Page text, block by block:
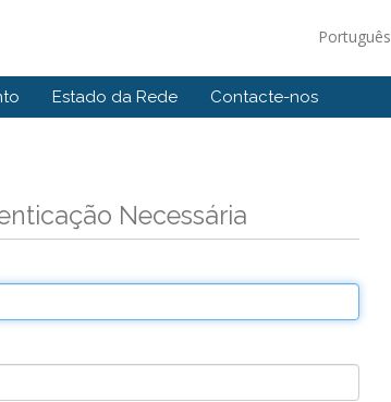
Português
Estado da Rede Contacte-nos
Necessária